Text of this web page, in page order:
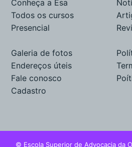
Conheça a Esa
Todos os cursos
Presencial
Galeria de fotos
Endereços úteis
Fale conosco
Cadastro
© Escola Superior de Advocacia da